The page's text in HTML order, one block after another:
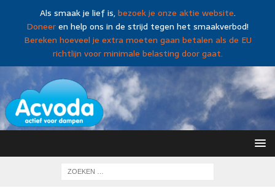
Als smaak je lief is,bezoek je onze aktie website.
Doneeren help ons in de strijd tegen het smaakverbod!
Bereken hoeveel je extra moeten gaan betalen als de EU
richtlijn voor minimale belasting door gaat.